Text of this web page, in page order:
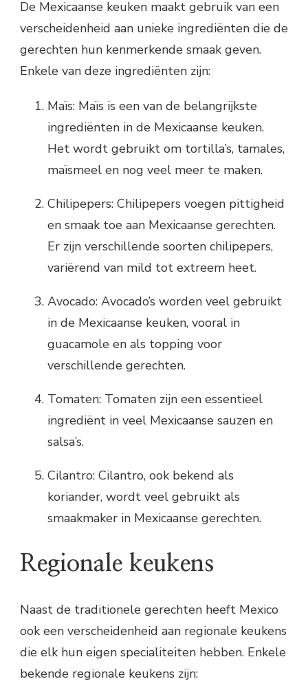
De Mexicaanse keuken maakt gebruik van een
verscheidenheid aan unieke ingrediënten die de
gerechten hun kenmerkende smaak geven.
Enkele van deze ingrediënten zijn:
Maïs: Maïs is een van de belangrijkste
ingrediënten in de Mexicaanse keuken.
Het wordt gebruikt om tortilla’s, tamales,
maïsmeel en nog veel meer te maken.
Chilipepers: Chilipepers voegen pittigheid
en smaak toe aan Mexicaanse gerechten.
Er zijn verschillende soorten chilipepers,
variërend van mild tot extreem heet.
Avocado: Avocado’s worden veel gebruikt
in de Mexicaanse keuken, vooral in
guacamole en als topping voor
verschillende gerechten.
Tomaten: Tomaten zijn een essentieel
ingrediënt in veel Mexicaanse sauzen en
salsa’s.
Cilantro: Cilantro, ook bekend als
koriander, wordt veel gebruikt als
smaakmaker in Mexicaanse gerechten.
Regionale keukens
Naast de traditionele gerechten heeft Mexico
ook een verscheidenheid aan regionale keukens
die elk hun eigen specialiteiten hebben. Enkele
bekende regionale keukens zijn: